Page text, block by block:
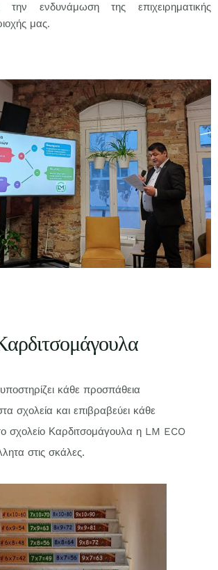
την ενδυνάμωση της επιχειρηματικής
μας.
κάθε προσπάθεια
σχολεία και επιβραβεύει κάθε
σχολείο Καρδιτσομάγουλα η LM ECO
στις σκάλες.